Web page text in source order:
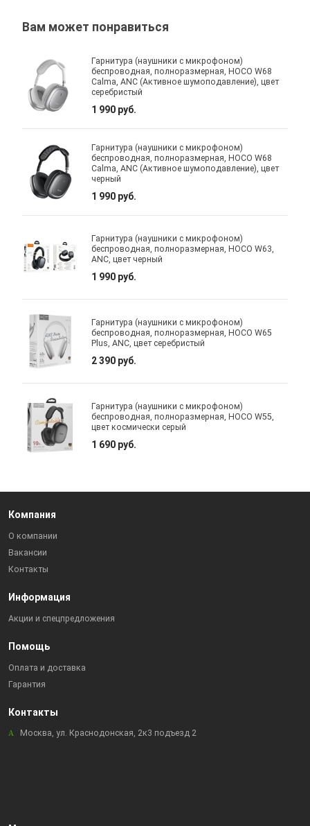
Вам может понравиться
Гарнитура (наушники с микрофоном)
беспроводная, полноразмерная, HOCO W68
Calma, ANC (Активное шумоподавление), цвет
серебристый
1 990 руб.
Гарнитура (наушники с микрофоном)
беспроводная, полноразмерная, HOCO W68
Calma, ANC (Активное шумоподавление), цвет
черный
1 990 руб.
Гарнитура (наушники с микрофоном)
беспроводная, полноразмерная, HOCO W63,
ANC, цвет черный
1 990 руб.
Гарнитура (наушники с микрофоном)
беспроводная, полноразмерная, HOCO W65
Plus, ANC, цвет серебристый
2 390 руб.
Гарнитура (наушники с микрофоном)
беспроводная, полноразмерная, HOCO W55,
цвет космически серый
1 690 руб.
Компания
О компании
Вакансии
Контакты
Информация
Акции и спецпредложения
Помощь
Оплата и доставка
Гарантия
Контакты
Москва, ул. Краснодонская, 2к3 подъезд 2